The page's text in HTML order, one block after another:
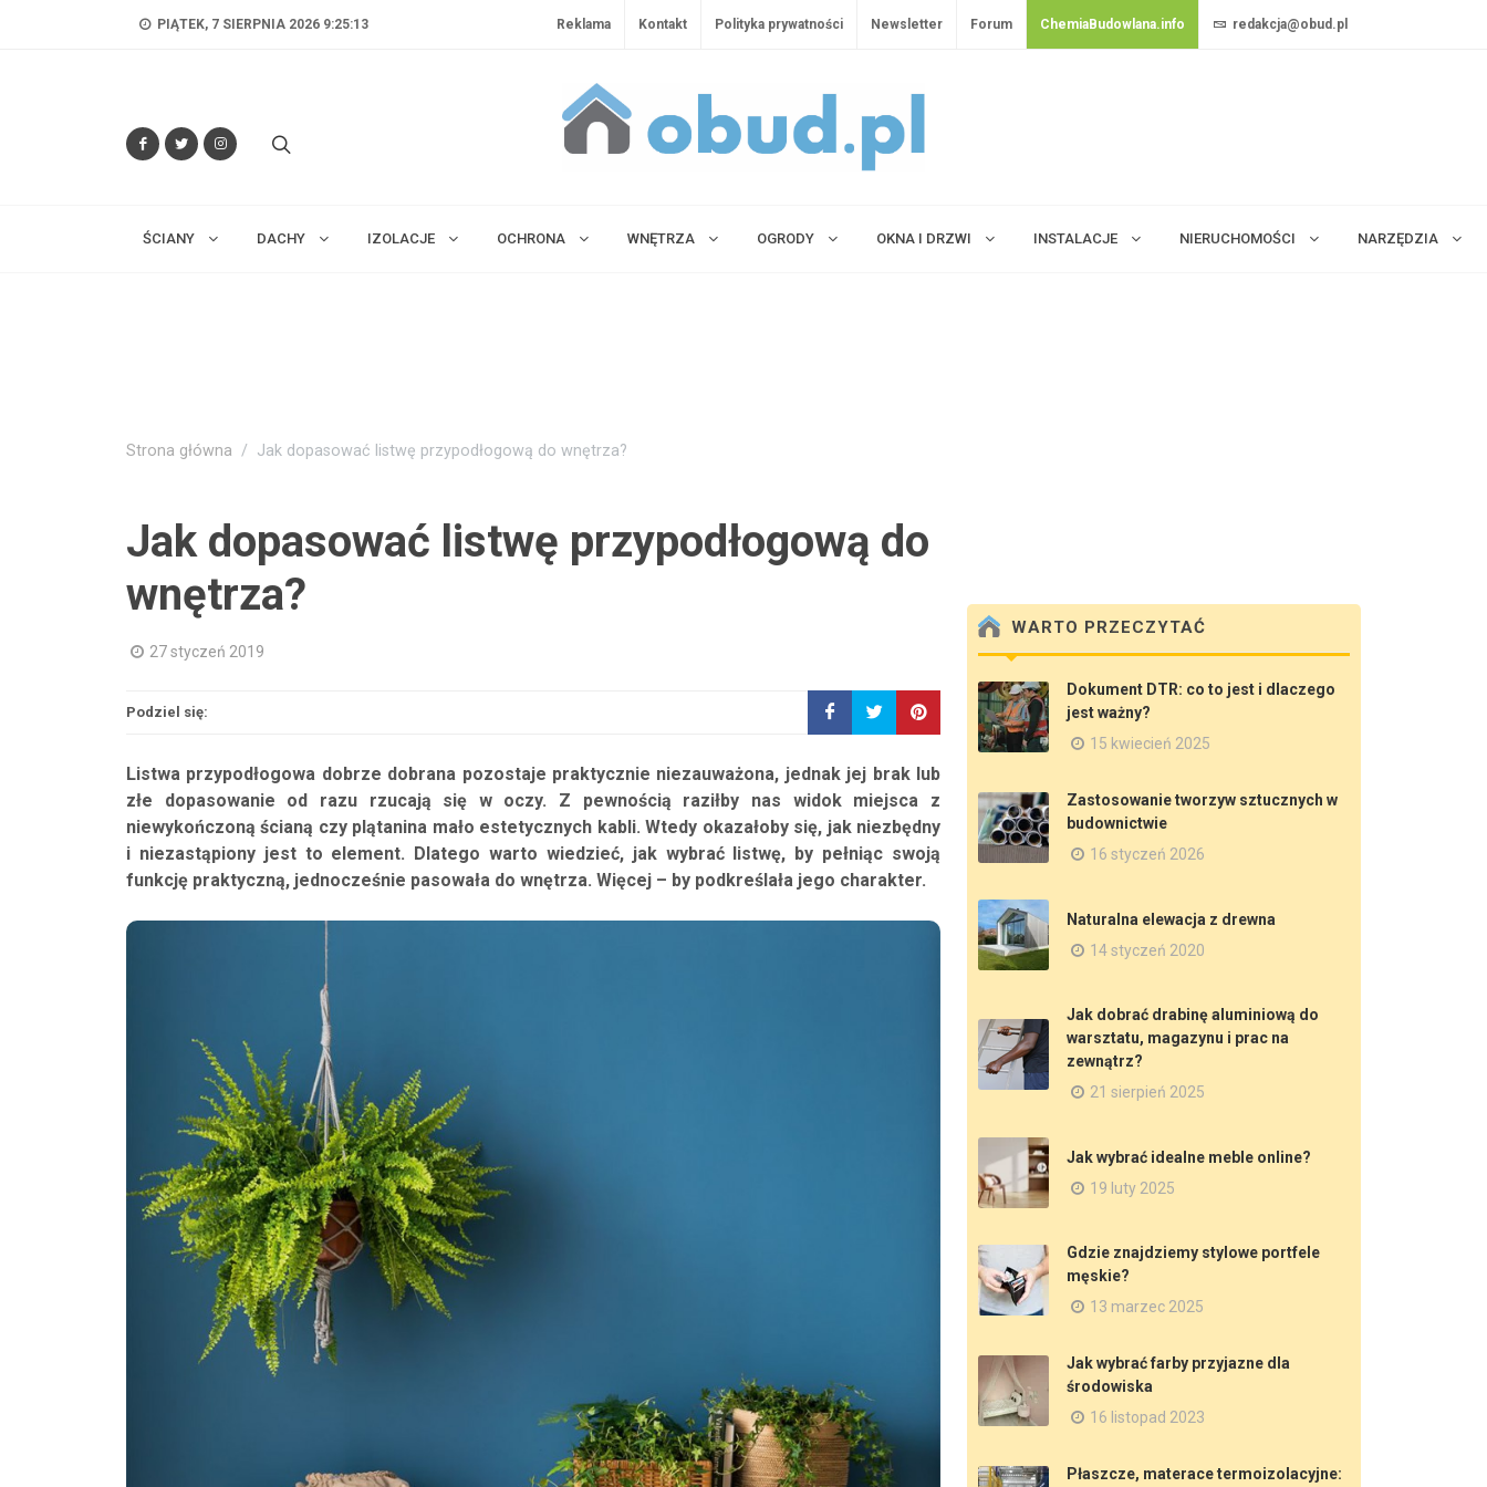
PIĄTEK, 7 SIERPNIA 2026 9:25:14 Reklama Kontakt Polityka prywatności Newsletter Forum ChemiaBudowlana.info redakcja@obud.pl
ŚCIANY DACHY IZOLACJE OCHRONA WNĘTRZA OGRODY OKNA I DRZWI INSTALACJE NIERUCHOMOŚCI NARZĘDZIA
Strona główna Jak dopasować listwę przypodłogową do wnętrza?
Jak dopasować listwę przypodłogową do
wnętrza?
27 styczeń 2019
Podziel się:
Listwa przypodłogowa dobrze dobrana pozostaje praktycznie niezauważona, jednak jej brak lub
złe dopasowanie od razu rzucają się w oczy. Z pewnością raziłby nas widok miejsca z
niewykończoną ścianą czy plątanina mało estetycznych kabli. Wtedy okazałoby się, jak niezbędny
i niezastąpiony jest to element. Dlatego warto wiedzieć, jak wybrać listwę, by pełniąc swoją
funkcję praktyczną, jednocześnie pasowała do wnętrza. Więcej – by podkreślała jego charakter.
WARTO PRZECZYTAĆ
Dokument DTR: co to jest i dlaczego
jest ważny?
15 kwiecień 2025
Zastosowanie tworzyw sztucznych w
budownictwie
16 styczeń 2026
Naturalna elewacja z drewna
14 styczeń 2020
Jak dobrać drabinę aluminiową do
warsztatu, magazynu i prac na
zewnątrz?
21 sierpień 2025
Jak wybrać idealne meble online?
19 luty 2025
Gdzie znajdziemy stylowe portfele
męskie?
13 marzec 2025
Jak wybrać farby przyjazne dla
środowiska
16 listopad 2023
Płaszcze, materace termoizolacyjne: